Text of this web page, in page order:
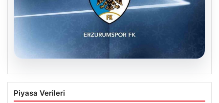
08.08.2026
Erzurumspor FK, Festy Ebosele ile ön
anlaşmaya vardı
Piyasa Verileri